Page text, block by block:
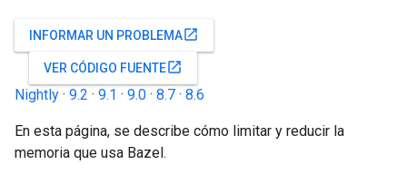
INFORMAR UN PROBLEMAopen_in_new
VER CÓDIGO FUENTEopen_in_new
Nightly · 9.2 · 9.1 · 9.0 · 8.7 · 8.6
En esta página, se describe cómo limitar y reducir la
memoria que usa Bazel.